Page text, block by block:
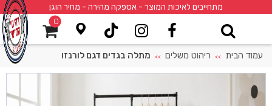
מתחייבים לאיכות המוצר - אספקה מהירה - מחיר הוגן
0
עמוד הבית >> ריהוט משלים >> מתלה בגדים דגם לורנזו